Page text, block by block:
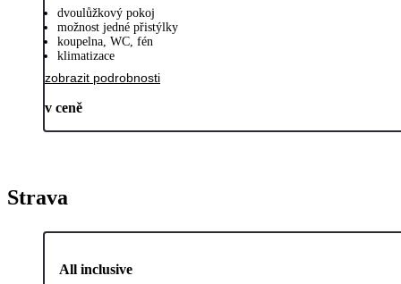
dvoulůžkový pokoj
možnost jedné přistýlky
koupelna, WC, fén
klimatizace
zobrazit podrobnosti
v ceně
Strava
All inclusive